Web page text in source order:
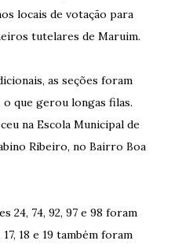
locais de votação para
tutelares de Maruim.
as seções foram
o que gerou longas filas.
na Escola Municipal de
Ribeiro, no Bairro Boa
24, 74, 92, 97 e 98 foram
18 e 19 também foram